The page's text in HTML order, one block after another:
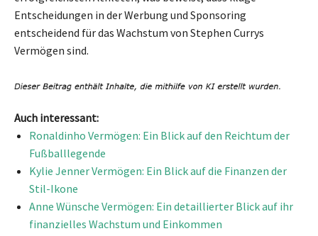
Entscheidungen in der Werbung und Sponsoring
entscheidend für das Wachstum von Stephen Currys
Vermögen sind.
Auch interessant:
Ronaldinho Vermögen: Ein Blick auf den Reichtum der
Fußballlegende
Kylie Jenner Vermögen: Ein Blick auf die Finanzen der
Stil-Ikone
Anne Wünsche Vermögen: Ein detaillierter Blick auf ihr
finanzielles Wachstum und Einkommen